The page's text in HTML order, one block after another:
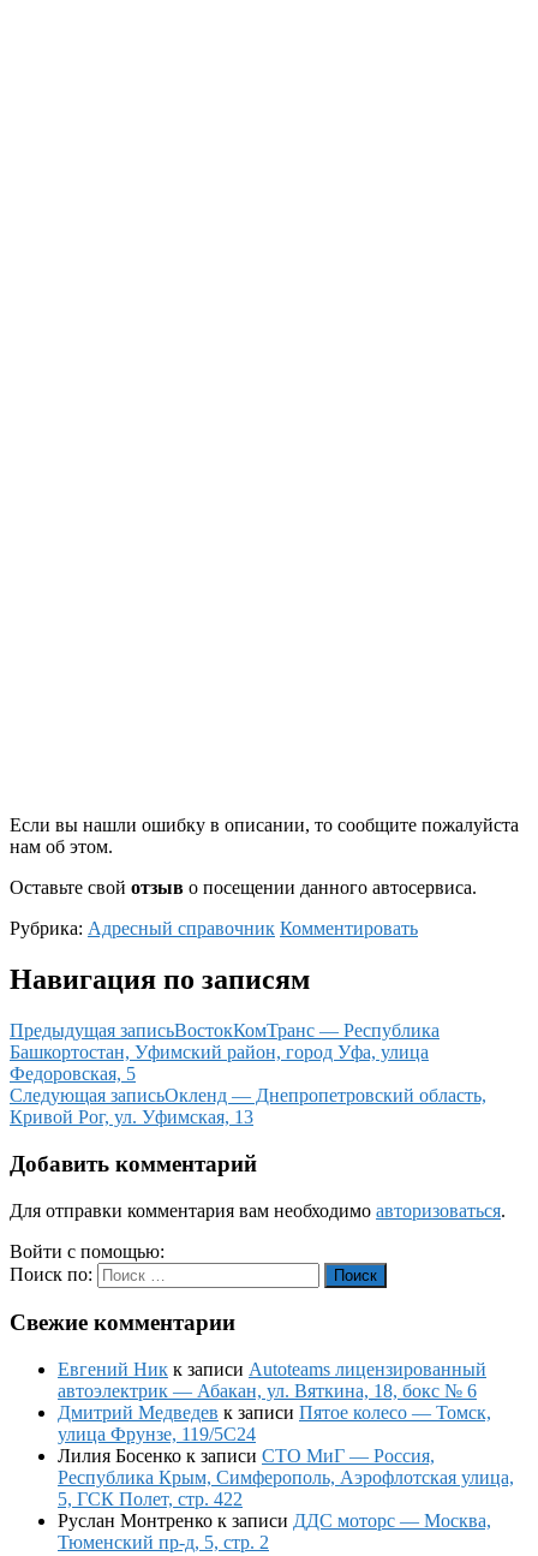
Если вы нашли ошибку в описании, то сообщите пожалуйста
нам об этом.
Оставьте свой отзыв о посещении данного автосервиса.
Рубрика: Адресный справочник Комментировать
Навигация по записям
Предыдущая записьВостокКомТранс — Республика
Башкортостан, Уфимский район, город Уфа, улица
Федоровская, 5
Следующая записьОкленд — Днепропетровский область,
Кривой Рог, ул. Уфимская, 13
Добавить комментарий
Для отправки комментария вам необходимо авторизоваться.
Войти с помощью:
Поиск по:
Поиск
Свежие комментарии
Евгений Ник к записи Autoteams лицензированный
автоэлектрик — Абакан, ул. Вяткина, 18, бокс № 6
Дмитрий Медведев к записи Пятое колесо — Томск,
улица Фрунзе, 119/5С24
Лилия Босенко к записи СТО МиГ — Россия,
Республика Крым, Симферополь, Аэрофлотская улица,
5, ГСК Полет, стр. 422
Руслан Монтренко к записи ДДС моторс — Москва,
Тюменский пр-д, 5, стр. 2